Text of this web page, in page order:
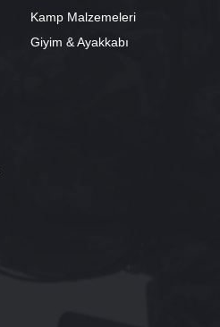
Kamp Malzemeleri
Giyim & Ayakkabı